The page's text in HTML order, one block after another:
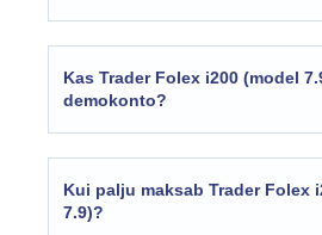
Kas Trader Folex i200 (model
demokonto?
Kui palju maksab Trader Folex
7.9)?